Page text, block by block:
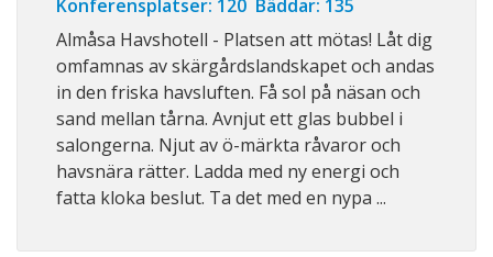
Konferensplatser: 120 Bäddar: 135
Almåsa Havshotell - Platsen att mötas! Låt dig
omfamnas av skärgårdslandskapet och andas
in den friska havsluften. Få sol på näsan och
sand mellan tårna. Avnjut ett glas bubbel i
salongerna. Njut av ö-märkta råvaror och
havsnära rätter. Ladda med ny energi och
fatta kloka beslut. Ta det med en nypa ...